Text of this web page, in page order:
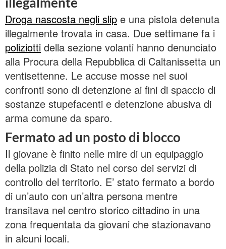
Droga nascosta negli slip e una pistola detenuta
illegalmente trovata in casa. Due settimane fa i
poliziotti della sezione volanti hanno denunciato
alla Procura della Repubblica di Caltanissetta un
ventisettenne. Le accuse mosse nei suoi
confronti sono di detenzione ai fini di spaccio di
sostanze stupefacenti e detenzione abusiva di
arma comune da sparo.
Fermato ad un posto di blocco
Il giovane è finito nelle mire di un equipaggio
della polizia di Stato nel corso dei servizi di
controllo del territorio. E’ stato fermato a bordo
di un’auto con un’altra persona mentre
transitava nel centro storico cittadino in una
zona frequentata da giovani che stazionavano
in alcuni locali.